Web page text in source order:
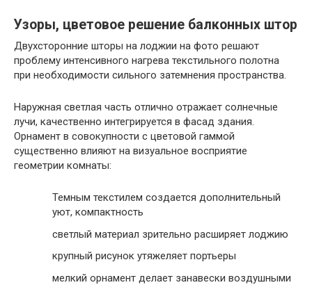
Узоры, цветовое решение балконных штор
Двухсторонние шторы на лоджии на фото решают
проблему интенсивного нагрева текстильного полотна
при необходимости сильного затемнения пространства.
Наружная светлая часть отлично отражает солнечные
лучи, качественно интегрируется в фасад здания.
Орнамент в совокупности с цветовой гаммой
существенно влияют на визуальное восприятие
геометрии комнаты:
Темным текстилем создается дополнительный
уют, компактность
светлый материал зрительно расширяет лоджию
крупный рисунок утяжеляет портьеры
мелкий орнамент делает занавески воздушными